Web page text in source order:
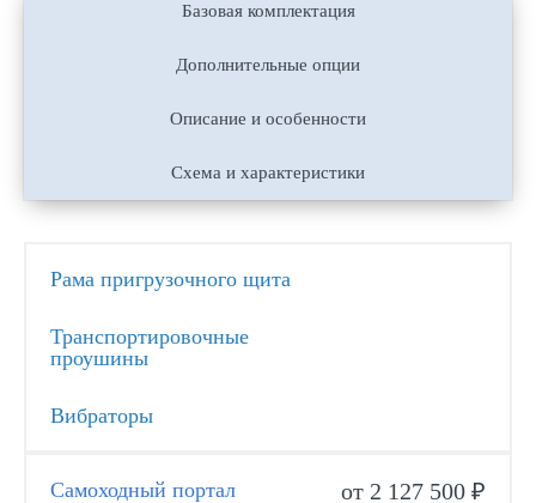
Базовая комплектация
Дополнительные опции
Описание и особенности
Схема и характеристики
Рама пригрузочного щита
Транспортировочные
проушины
Вибраторы
Самоходный портал
от 2 127 500 ₽